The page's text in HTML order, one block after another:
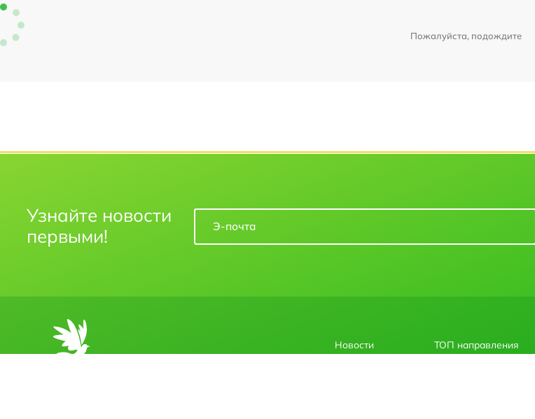
Пожалуйста, подождите
Узнайте новости
первыми!
Новости
ТОП направления